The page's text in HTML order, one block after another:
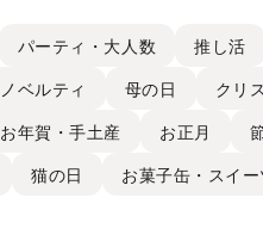
パーティ・大人数 推し活
ノベルティ 母の日 クリ
お年賀・手土産 お正月
猫の日 お菓子缶・スイ